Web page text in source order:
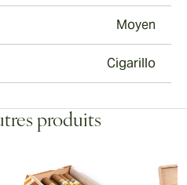
Moyen
Cigarillo
produits